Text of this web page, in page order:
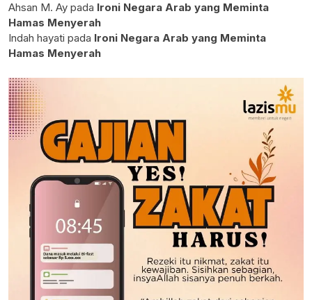
Ahsan M. Ay pada Ironi Negara Arab yang Meminta
Hamas Menyerah
Indah hayati pada Ironi Negara Arab yang Meminta
Hamas Menyerah